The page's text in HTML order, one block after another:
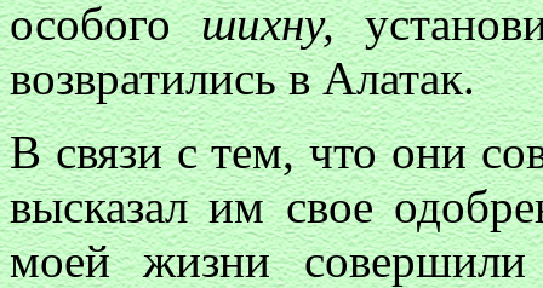
особогошихну,
возвратились в Алатак.
В связи с тем, что они
высказал им свое
моей жизни